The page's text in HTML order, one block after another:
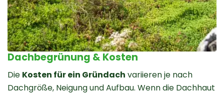
Dachbegrünung & Kosten
Die Kosten für ein Gründach variieren je nach
Dachgröße, Neigung und Aufbau. Wenn die Dachhaut